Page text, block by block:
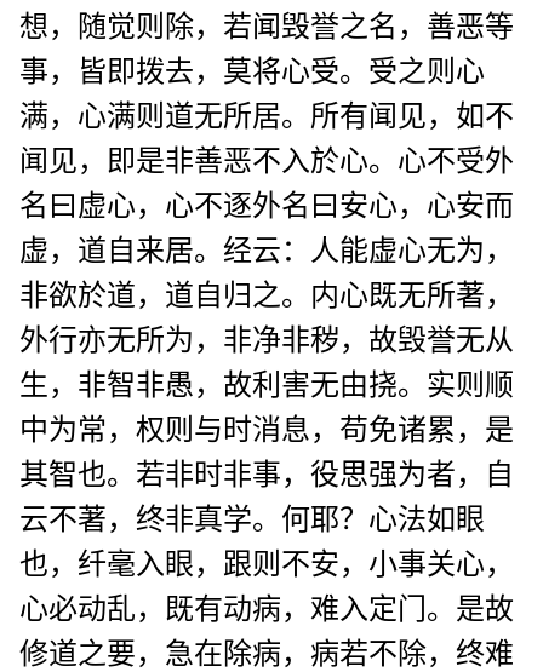
想，随觉则除，若闻毁誉之名，善恶等
事，皆即拨去，莫将心受。受之则心
满，心满则道无所居。所有闻见，如不
闻见，即是非善恶不入於心。心不受外
名曰虚心，心不逐外名曰安心，心安而
虚，道自来居。经云：人能虚心无为，
非欲於道，道自归之。内心既无所著，
外行亦无所为，非净非秽，故毁誉无从
生，非智非愚，故利害无由挠。实则顺
中为常，权则与时消息，苟免诸累，是
其智也。若非时非事，役思强为者，自
云不著，终非真学。何耶？心法如眼
也，纤毫入眼，跟则不安，小事关心，
心必动乱，既有动病，难入定门。是故
修道之要，急在除病，病若不除，终难